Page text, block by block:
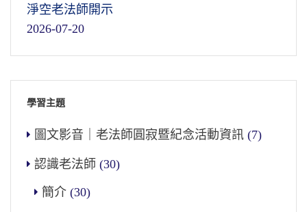
淨空老法師開示
2026-07-20
學習主題
圖文影音｜老法師圓寂暨紀念活動資訊 (7)
認識老法師 (30)
簡介 (30)